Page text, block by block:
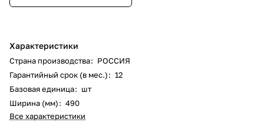
Характеристики
Страна производства: РОССИЯ
Гарантийный срок (в мес.): 12
Базовая единица: шт
Ширина (мм): 490
Все характеристики